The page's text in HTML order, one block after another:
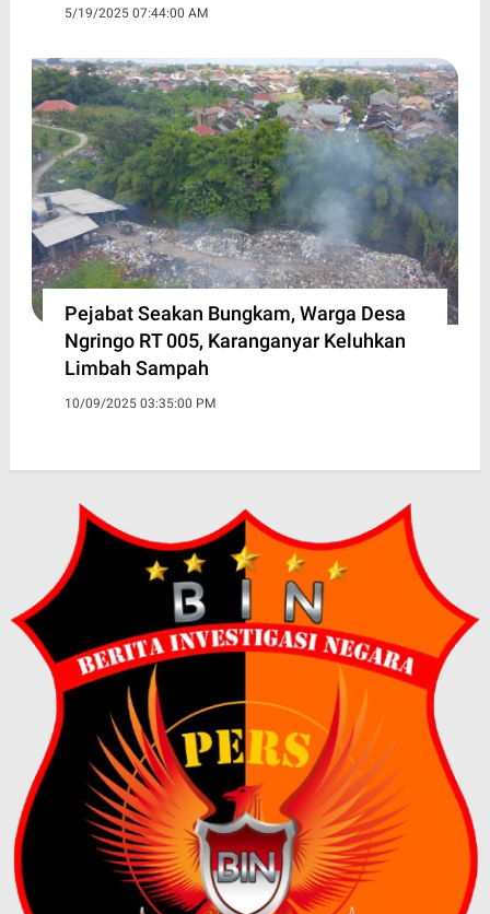
5/19/2025 07:44:00 AM
Pejabat Seakan Bungkam, Warga Desa
Ngringo RT 005, Karanganyar Keluhkan
Limbah Sampah
10/09/2025 03:35:00 PM